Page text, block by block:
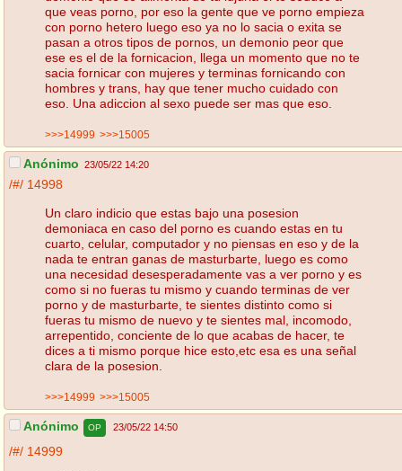
que veas porno, por eso la gente que ve porno empieza
con porno hetero luego eso ya no lo sacia o exita se
pasan a otros tipos de pornos, un demonio peor que
ese es el de la fornicacion, llega un momento que no te
sacia fornicar con mujeres y terminas fornicando con
hombres y trans, hay que tener mucho cuidado con
eso. Una adiccion al sexo puede ser mas que eso.
>>>14999 >>>15005
Anónimo 23/05/22 14:20
/#/ 14998
Un claro indicio que estas bajo una posesion
demoniaca en caso del porno es cuando estas en tu
cuarto, celular, computador y no piensas en eso y de la
nada te entran ganas de masturbarte, luego es como
una necesidad desesperadamente vas a ver porno y es
como si no fueras tu mismo y cuando terminas de ver
porno y de masturbarte, te sientes distinto como si
fueras tu mismo de nuevo y te sientes mal, incomodo,
arrepentido, conciente de lo que acabas de hacer, te
dices a ti mismo porque hice esto,etc esa es una señal
clara de la posesion.
>>>14999 >>>15005
Anónimo OP 23/05/22 14:50
/#/ 14999